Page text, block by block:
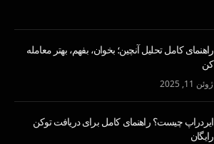
راهنمای کامل تحلیل آنچین؛ بخوان، بفهم، بهتر معامله
کن
ژوئن 11, 2025
ایردراپ چیست؟ راهنمای کامل برای دریافت توکن
رایگان